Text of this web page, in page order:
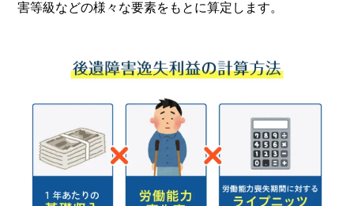
害等級などの様々な要素をもとに算定します。